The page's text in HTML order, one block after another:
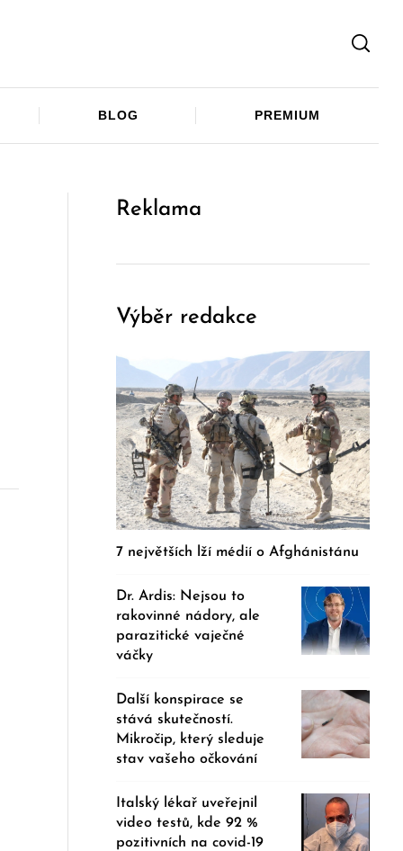
BLOG PREMIUM
Reklama
Výběr redakce
7 největších lží médií o Afghánistánu
Dr. Ardis: Nejsou to
rakovinné nádory, ale
parazitické vaječné
váčky
Další konspirace se
stává skutečností.
Mikročip, který sleduje
stav vašeho očkování
Italský lékař uveřejnil
video testů, kde 92 %
pozitivních na covid-19